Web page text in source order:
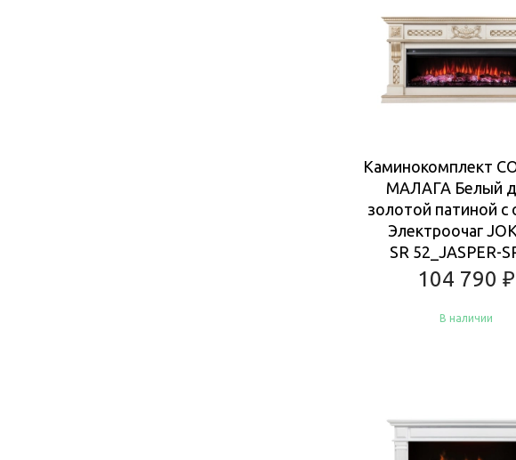
Каминокомплект
МАЛАГА Белый
золотой патиной с
Электроочаг
SR 52_JASPER-
104 790 ₽
В наличии